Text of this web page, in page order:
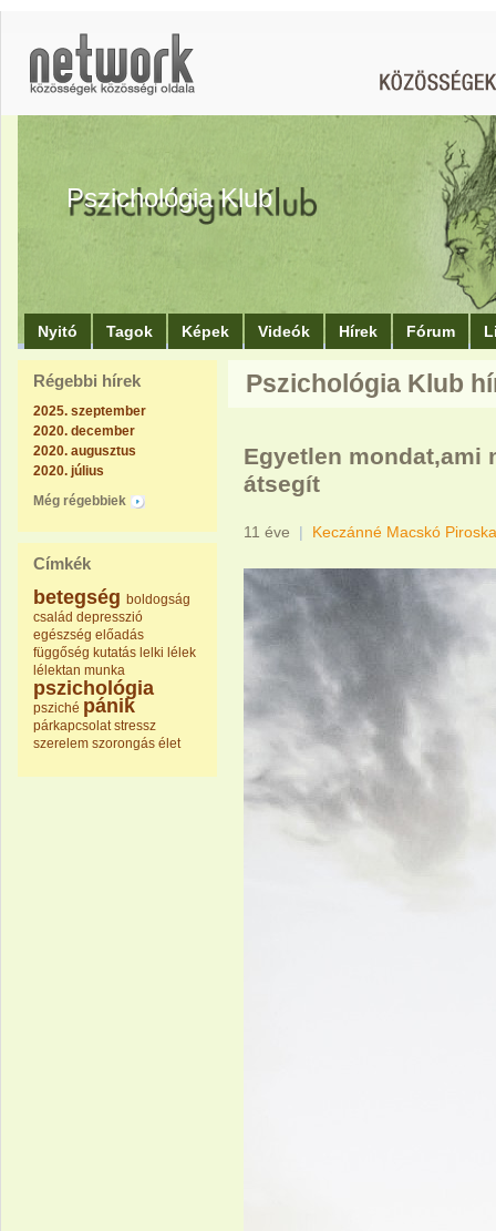
Pszichológia Klub
Nyitó Tagok Képek Videók Hírek Fórum
Régebbi hírek
2025. szeptember
2020. december
2020. augusztus
2020. július
Még régebbiek
Címkék
betegség boldogság
család depresszió
egészség előadás
függőség kutatás lelki lélek
lélektan munka
pszichológia
psziché pánik
párkapcsolat stressz
szerelem szorongás élet
Pszichológia Klub
Egyetlen mondat,ami
átsegít
11 éve | Keczánné Macskó Piroska